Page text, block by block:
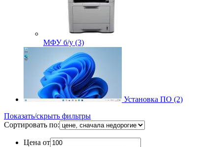
МФУ б/у (3)
Установка ПО (2)
Показать/скрыть фильтры
Сортировать по:
Цена от